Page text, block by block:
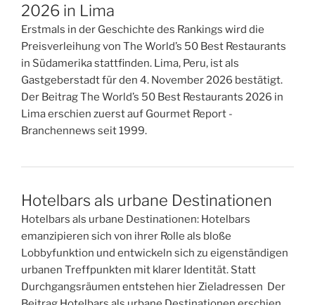
2026 in Lima
Erstmals in der Geschichte des Rankings wird die
Preisverleihung von The World’s 50 Best Restaurants
in Südamerika stattfinden. Lima, Peru, ist als
Gastgeberstadt für den 4. November 2026 bestätigt.
Der Beitrag The World’s 50 Best Restaurants 2026 in
Lima erschien zuerst auf Gourmet Report -
Branchennews seit 1999.
Hotelbars als urbane Destinationen
Hotelbars als urbane Destinationen: Hotelbars
emanzipieren sich von ihrer Rolle als bloße
Lobbyfunktion und entwickeln sich zu eigenständigen
urbanen Treffpunkten mit klarer Identität. Statt
Durchgangsräumen entstehen hier Zieladressen Der